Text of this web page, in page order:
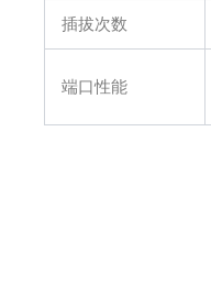
插拔次数
端口性能